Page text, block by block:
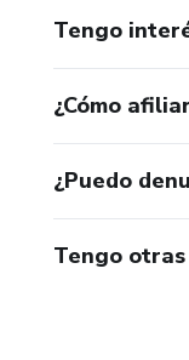
Tengo
¿Cómo
¿Puedo
Tengo